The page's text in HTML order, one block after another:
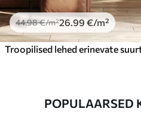
44.98€/m²26 .99 €/m²
POPULAARSED